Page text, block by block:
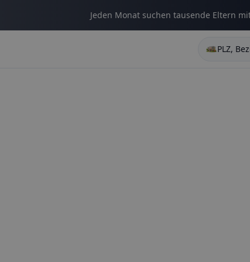
Jeden Monat suchen tausende Eltern
PLZ,